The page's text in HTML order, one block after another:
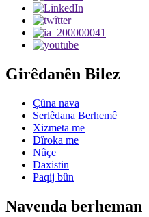
Girêdanên Bilez
Çûna nava
Serlêdana Berhemê
Xizmeta me
Dîroka me
Nûçe
Daxistin
Paqij bûn
Navenda berheman